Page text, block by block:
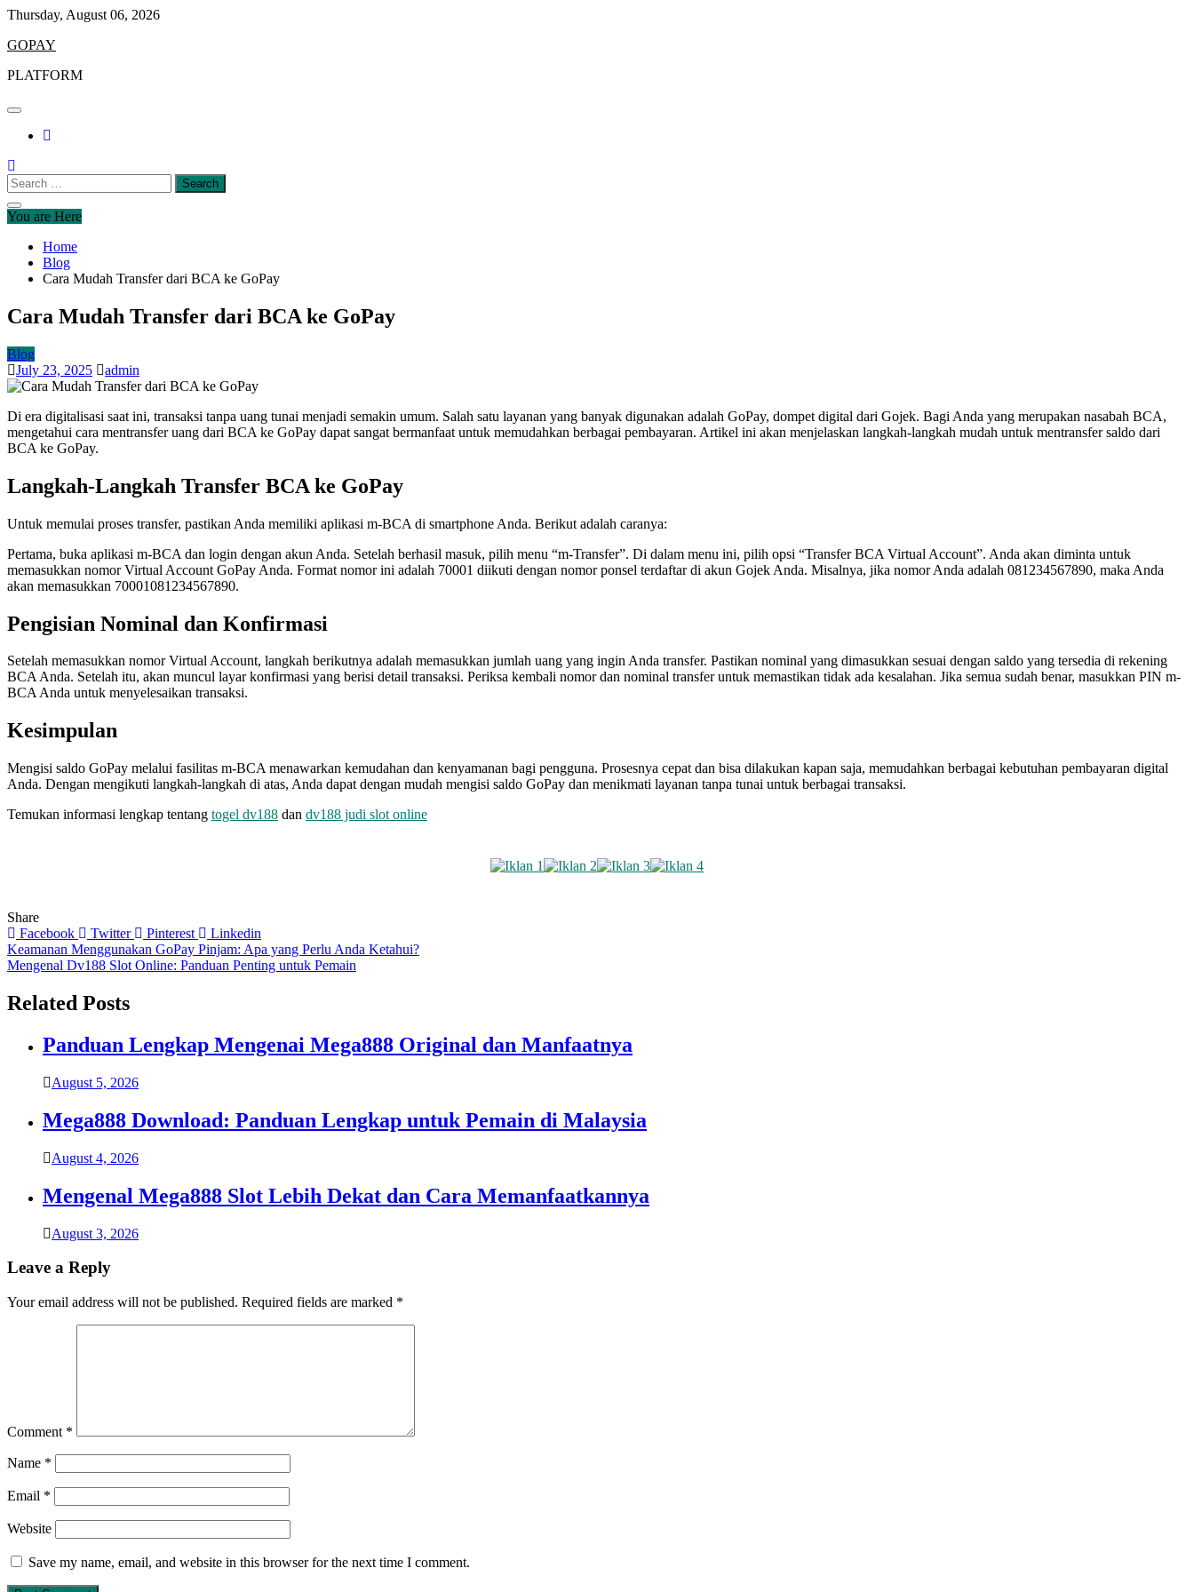
Skip
content
Thursday, August 06, 2026
GOPAY
PLATFORM
Search
for:
You are Here
Home
Blog
Cara Mudah Transfer dari BCA ke GoPay
Cara Mudah Transfer dari BCA ke GoPay
Blog
July 23, 2025
admin
Di era digitalisasi saat ini, transaksi tanpa uang tunai menjadi semakin umum. Salah satu layanan yang banyak digunakan adalah GoPay, dompet digital dari Gojek. Bagi Anda yang merupakan nasabah BCA,
mengetahui cara mentransfer uang dari BCA ke GoPay dapat sangat bermanfaat untuk memudahkan berbagai pembayaran. Artikel ini akan menjelaskan langkah-langkah mudah untuk mentransfer saldo dari
BCA ke GoPay.
Langkah-Langkah Transfer BCA ke GoPay
Untuk memulai proses transfer, pastikan Anda memiliki aplikasi m-BCA di smartphone Anda. Berikut adalah caranya:
Pertama, buka aplikasi m-BCA dan login dengan akun Anda. Setelah berhasil masuk, pilih menu “m-Transfer”. Di dalam menu ini, pilih opsi “Transfer BCA Virtual Account”. Anda akan diminta untuk
memasukkan nomor Virtual Account GoPay Anda. Format nomor ini adalah 70001 diikuti dengan nomor ponsel terdaftar di akun Gojek Anda. Misalnya, jika nomor Anda adalah 081234567890, maka Anda
akan memasukkan 70001081234567890.
Pengisian Nominal dan Konfirmasi
Setelah memasukkan nomor Virtual Account, langkah berikutnya adalah memasukkan jumlah uang yang ingin Anda transfer. Pastikan nominal yang dimasukkan sesuai dengan saldo yang tersedia di rekening
BCA Anda. Setelah itu, akan muncul layar konfirmasi yang berisi detail transaksi. Periksa kembali nomor dan nominal transfer untuk memastikan tidak ada kesalahan. Jika semua sudah benar, masukkan PIN m-
BCA Anda untuk menyelesaikan transaksi.
Kesimpulan
Mengisi saldo GoPay melalui fasilitas m-BCA menawarkan kemudahan dan kenyamanan bagi pengguna. Prosesnya cepat dan bisa dilakukan kapan saja, memudahkan berbagai kebutuhan pembayaran digital
Anda. Dengan mengikuti langkah-langkah di atas, Anda dapat dengan mudah mengisi saldo GoPay dan menikmati layanan tanpa tunai untuk berbagai transaksi.
Temukan informasi lengkap tentang togel dv188 dan dv188 judi slot online
Share
Facebook
Twitter Pinterest Linkedin
Post
navigation
Keamanan Menggunakan GoPay Pinjam: Apa yang Perlu Anda Ketahui?
Mengenal Dv188 Slot Online: Panduan Penting untuk Pemain
Related Posts
Panduan Lengkap Mengenai Mega888 Original dan Manfaatnya
August 5, 2026
Mega888 Download: Panduan Lengkap untuk Pemain di Malaysia
August 4, 2026
Mengenal Mega888 Slot Lebih Dekat dan Cara Memanfaatkannya
August 3, 2026
Leave a Reply
Your email address will not be published. Required fields are marked *
Comment *
Name *
Email *
Website
Save my name, email, and website in this browser for the next time I comment.